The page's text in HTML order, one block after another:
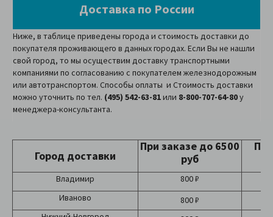
Доставка по России
Ниже, в таблице приведены города и стоимость доставки до
покупателя проживающего в данных городах. Если Вы не нашли
свой город, то мы осуществим доставку транспортными
компаниями по согласованию с покупателем железнодорожным
или автотранспортом. Способы оплаты и Стоимость доставки
можно уточнить по тел. (495) 542-63-81или 8-800-707-64-80у
менеджера-консультанта.
Город доставки
При заказе до 6500
руб
Владимир
800 ₽
Иваново
800 ₽